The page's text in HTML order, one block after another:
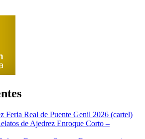
Feria Real de Puente Genil 2026 (cartel)
de Ajedrez Enroque Corto –